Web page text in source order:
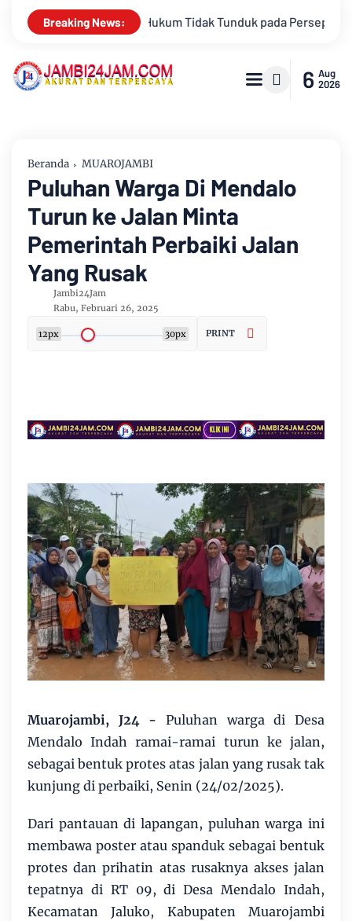
Breaking News:
pada Persepsi: Kritik Terhadap Monopoli Kebenaran oleh
6 Aug
2026
Beranda MUAROJAMBI
Puluhan Warga Di Mendalo
Turun ke Jalan Minta
Pemerintah Perbaiki Jalan
Yang Rusak
Jambi24Jam
Rabu, Februari 26, 2025
12px 30px PRINT
Muarojambi, J24 - Puluhan warga di Desa
Mendalo Indah ramai-ramai turun ke jalan,
sebagai bentuk protes atas jalan yang rusak tak
kunjung di perbaiki, Senin (24/02/2025).
Dari pantauan di lapangan, puluhan warga ini
membawa poster atau spanduk sebagai bentuk
protes dan prihatin atas rusaknya akses jalan
tepatnya di RT 09, di Desa Mendalo Indah,
Kecamatan Jaluko, Kabupaten Muarojambi